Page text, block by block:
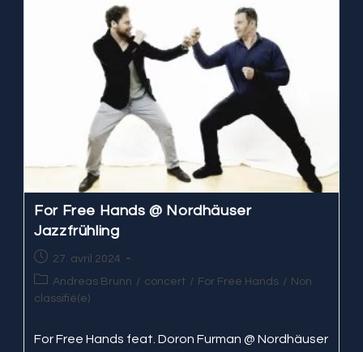
Alliance
For Free Hands @ Nordhäuser
Jazzfrühling
Publication
publiée :
27. avril 2024
Post
category:
Andreas Brunn / concert / For Free Hands / Non
classifié(e)
For Free Hands feat. Doron Furman @ Nordhäuser